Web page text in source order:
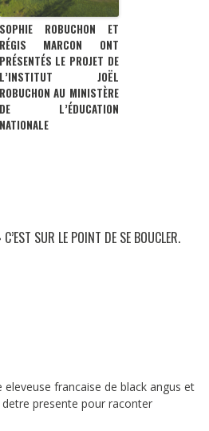
SOPHIE ROBUCHON ET
RÉGIS MARCON ONT
PRÉSENTÉS LE PROJET DE
L’INSTITUT JOËL
ROBUCHON AU MINISTÈRE
DE L’ÉDUCATION
NATIONALE
SUR LE POINT DE SE BOUCLER.
eleveuse francaise de black angus et
presente pour raconter